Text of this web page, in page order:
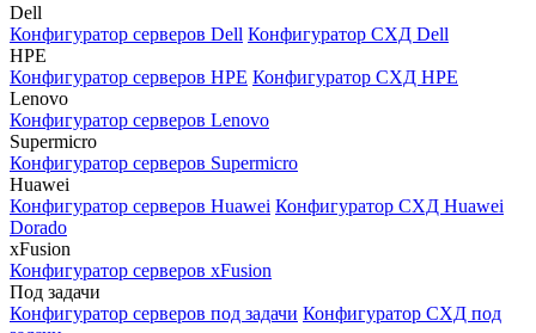
Dell
Конфигуратор серверов Dell Конфигуратор СХД Dell
HPE
Конфигуратор серверов HPE Конфигуратор СХД HPE
Lenovo
Конфигуратор серверов Lenovo
Supermicro
Конфигуратор серверов Supermicro
Huawei
Конфигуратор серверов Huawei Конфигуратор СХД Huawei
Dorado
xFusion
Конфигуратор серверов xFusion
Под задачи
Конфигуратор серверов под задачи Конфигуратор СХД под